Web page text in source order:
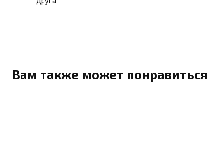
Вам также может понравиться